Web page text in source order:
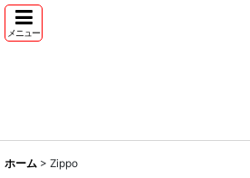
メニュー
ホーム > Zippo